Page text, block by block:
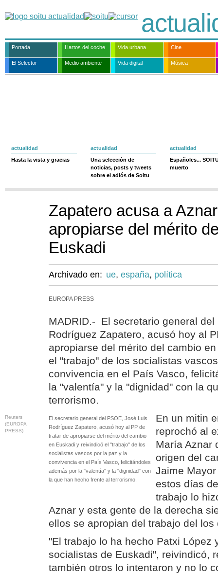
Portada Hartos del coche Vida urbana Cine
El Selector Medio ambiente Vida digital Música
actualidad
Hasta la vista y gracias
actualidad
Una selección de
noticias, posts y tweets
sobre el adiós de Soitu
actualidad
Españoles...
muerto
Zapatero acusa a
apropiarse del mérito
Euskadi
Archivado en: ue, españa, política
EUROPA PRESS
MADRID.- El secretario general del
Rodríguez Zapatero, acusó hoy al
apropiarse del mérito del cambio
el "trabajo" de los socialistas
convivencia en el País Vasco,
la "valentía" y la "dignidad" con la
terrorismo.
Reuters
(EUROPA
PRESS)
El secretario general del PSOE, José Luis
Rodríguez Zapatero, acusó hoy al PP de
tratar de apropiarse del mérito del cambio
en Euskadi y reivindicó el "trabajo" de los
socialistas vascos por la paz y la
convivencia en el País Vasco, felicitándoles
además por la "valentía" y la "dignidad" con
la que han hecho frente al terrorismo.
En un mitin
reprochó al
María Aznar
origen del
Jaime
estos días
trabajo lo
Aznar y esta gente de la derecha
ellos se apropian del trabajo del los
"El trabajo lo ha hecho Patxi López
socialistas de Euskadi", reivindicó,
también otros lo intentaron y no lo